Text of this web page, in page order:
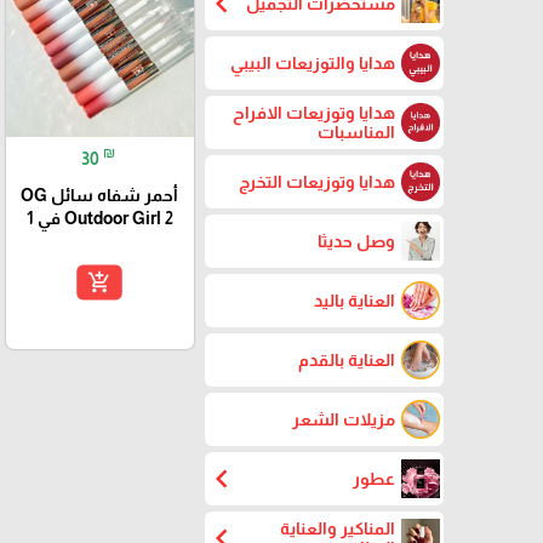
هدايا والتوزيعات البيبي
هدايا وتوزيعات الافراح
المناسبات
هدايا وتوزيعات التخرج
وصل حديثا
العناية باليد
العناية بالقدم
مزيلات الشعر
عطور chevron_left
المناكير والعناية
30 ₪
أحمر شفاه سائل OG
Outdoor Girl 2 في 1
add_shopping_cart